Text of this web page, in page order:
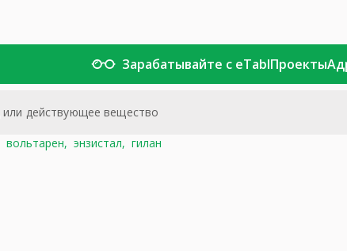
Зарабатывайте с eTablПроекты
вольтарен, энзистал, гилан